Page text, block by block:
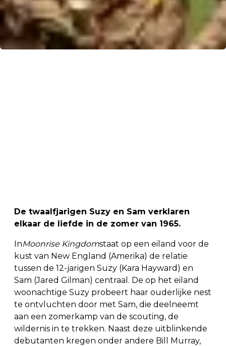
De twaalfjarigen Suzy en Sam verklaren
elkaar de liefde in de zomer van 1965.
InMoonrise Kingdomstaat op een eiland voor de
kust van New England (Amerika) de relatie
tussen de 12-jarigen Suzy (Kara Hayward) en
Sam (Jared Gilman) centraal. De op het eiland
woonachtige Suzy probeert haar ouderlijke nest
te ontvluchten door met Sam, die deelneemt
aan een zomerkamp van de scouting, de
wildernis in te trekken. Naast deze uitblinkende
debutanten kregen onder andere Bill Murray,